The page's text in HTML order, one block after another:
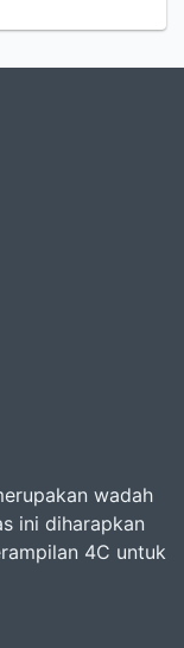
wadah
ini diharapkan
4C untuk